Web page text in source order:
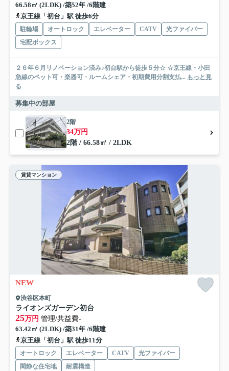
66.58㎡ (2LDK) /築52年 /6階建
京王線「初台」駅 徒歩6分
駐輪場 オートロック エレベーター CATV
光ファイバー
宅配ボックス
２６年６月リノベーション済み♪初台駅から徒歩５分☆ ☆京王線・小田
急線のペット可・楽器可・ルームシェア・初期費用分割支払... もっと見
る
募集中の部屋
2階
34万円
2階 / 66.58㎡ / 2LDK
賃貸マンション
NEW
渋谷区本町
ライオンズガーデン初台
25万円 管理/共益費-
63.42㎡ (2LDK) /築31年 /6階建
京王線「初台」駅 徒歩11分
オートロック エレベーター CATV
光ファイバー
閑静な住宅地
耐震構造